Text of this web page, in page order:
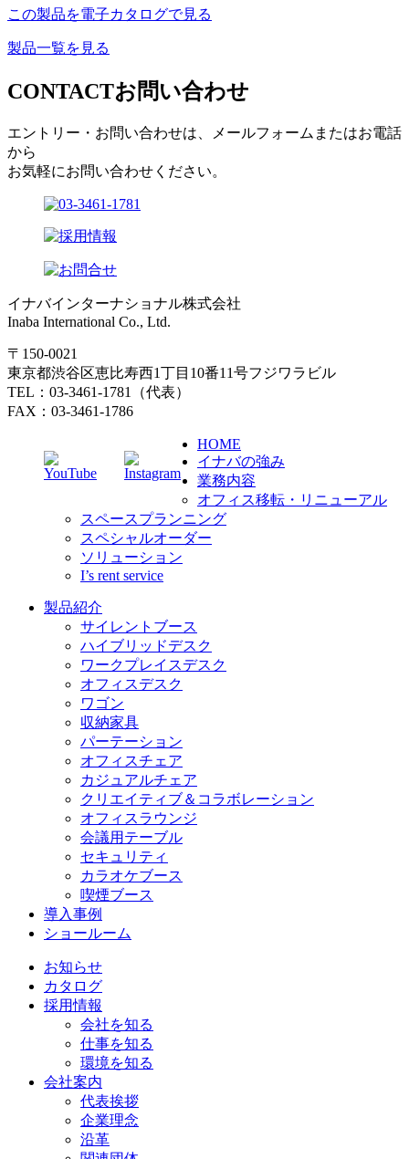
この製品を電子カタログで見る
製品一覧を見る
CONTACTお問い合わせ
エントリー・お問い合わせは、メールフォームまたはお電話
から
お気軽にお問い合わせください。
イナバインターナショナル株式会社
Inaba International Co., Ltd.
〒150-0021
東京都渋谷区恵比寿西1丁目10番11号フジワラビル
TEL：03-3461-1781（代表）
FAX：03-3461-1786
HOME
イナバの強み
業務内容
オフィス移転・リニューアル
スペースプランニング
スペシャルオーダー
ソリューション
I’s rent service
製品紹介
サイレントブース
ハイブリッドデスク
ワークプレイスデスク
オフィスデスク
ワゴン
収納家具
パーテーション
オフィスチェア
カジュアルチェア
クリエイティブ＆コラボレーション
オフィスラウンジ
会議用テーブル
セキュリティ
カラオケブース
喫煙ブース
導入事例
ショールーム
お知らせ
カタログ
採用情報
会社を知る
仕事を知る
環境を知る
会社案内
代表挨拶
企業理念
沿革